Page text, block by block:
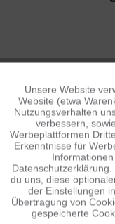
WIZMOUNT
Funktionale
Tracking
Personalisierung
Service
Unsere Website
Website (etwa
Nutzungsverhalten
verbessern,
Werbeplattformen
Erkenntnisse für
du uns, diese
der Einstellungen
Übertragung von
gespeicherte